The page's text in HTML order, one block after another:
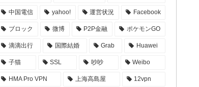
中国電信 yahoo! 運営状況 Facebook
ブロック 微博 P2P金融 ポケモンGO
滴滴出行 国際結婚 Grab Huawei
子猫 SSL 吵吵 Weibo
HMA Pro VPN 上海高島屋 12vpn